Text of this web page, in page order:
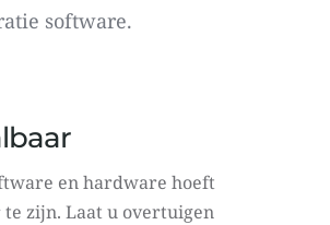
software.
en hardware hoeft
zijn. Laat u overtuigen